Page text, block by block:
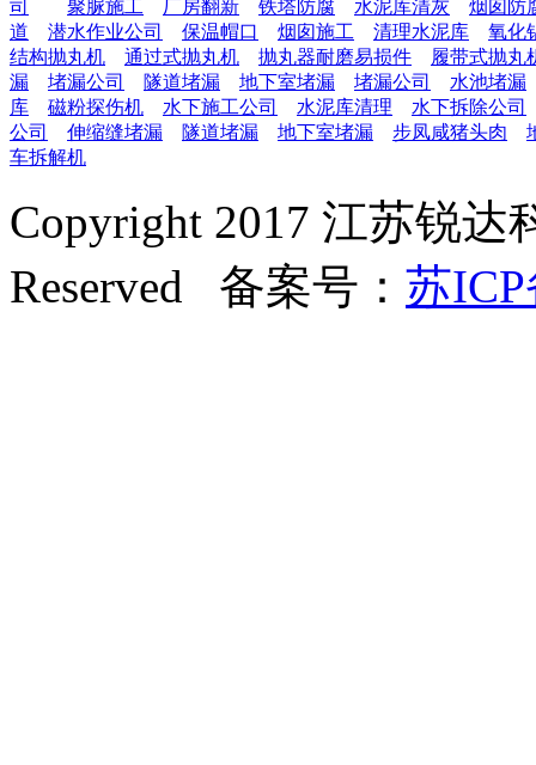
司
聚脲施工 厂房翻新 铁塔防腐 水泥库清灰
烟囱防
道
潜水作业公司 保温帽口 烟囱施工 清理水泥库
氧化
结构抛丸机
通过式抛丸机 抛丸器耐磨易损件
履带式抛丸
漏
堵漏公司 隧道堵漏 地下室堵漏 堵漏公司
水池堵漏
库
磁粉探伤机 水下施工公司 水泥库清理
水下拆除公司
公司
伸缩缝堵漏 隧道堵漏 地下室堵漏 步凤咸猪头肉
车拆解机
Copyright 2017 江苏锐
Reserved 备案号： 苏ICP